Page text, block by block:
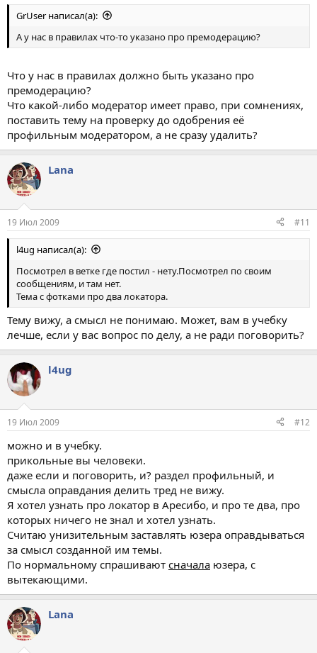
GrUser написал(а):
А у нас в правилах что-то указано про премодерацию?
Что у нас в правилах должно быть указано про
премодерацию?
Что какой-либо модератор имеет право, при сомнениях,
поставить тему на проверку до одобрения её
профильным модератором, а не сразу удалить?
Lana
19 Июл 2009 #11
l4ug написал(а):
Посмотрел в ветке где постил - нету.Посмотрел по своим
сообщениям, и там нет.
Тема с фотками про два локатора.
Тему вижу, а смысл не понимаю. Может, вам в учебку
лечше, если у вас вопрос по делу, а не ради поговорить?
l4ug
19 Июл 2009 #12
можно и в учебку.
прикольные вы человеки.
даже если и поговорить, и? раздел профильный, и
смысла оправдания делить тред не вижу.
Я хотел узнать про локатор в Аресибо, и про те два, про
которых ничего не знал и хотел узнать.
Считаю унизительным заставлять юзера оправдываться
за смысл созданной им темы.
По нормальному спрашивают сначала юзера, с
вытекающими.
Lana